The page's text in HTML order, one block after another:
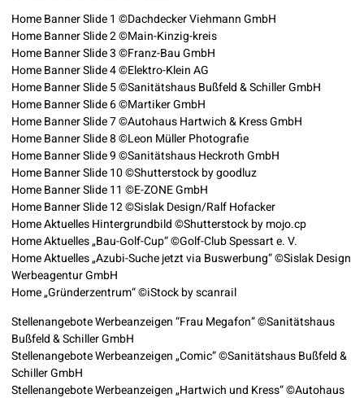
Home Banner Slide 1 ©Dachdecker Viehmann GmbH
Home Banner Slide 2 ©Main-Kinzig­-kreis
Home Banner Slide 3 ©Franz-Bau GmbH
Home Banner Slide 4 ©Elektro-Klein AG
Home Banner Slide 5 ©Sanitätshaus Bußfeld & Schiller GmbH
Home Banner Slide 6 ©Martiker GmbH
Home Banner Slide 7 ©Autohaus Hartwich & Kress GmbH
Home Banner Slide 8 ©Leon Müller Photografie
Home Banner Slide 9 ©Sanitätshaus Heckroth GmbH
Home Banner Slide 10 ©Shutterstock by goodluz
Home Banner Slide 11 ©E-ZONE GmbH
Home Banner Slide 12 ©Sislak Design/Ralf Hofacker
Home Aktuelles Hintergrundbild ©Shutterstock by mojo.cp
Home Aktuelles „Bau-Golf-Cup“ ©Golf-Club Spessart e. V.
Home Aktuelles „Azubi-Suche jetzt via Buswerbung“ ©Sislak Design
Werbeagentur GmbH
Home „Gründerzentrum“ ©iStock by scanrail
Stellenangebote Werbeanzeigen “Frau Megafon” ©Sanitätshaus
Bußfeld & Schiller GmbH
Stellenangebote Werbeanzeigen „Comic“ ©Sanitätshaus Bußfeld &
Schiller GmbH
Stellenangebote Werbeanzeigen „Hartwich und Kress“ ©Autohaus